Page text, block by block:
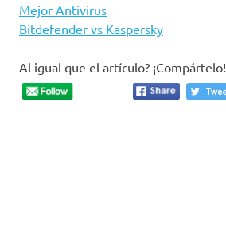
Mejor Antivirus
Bitdefender vs Kaspersky
Al igual que el artículo? ¡Compártelo!